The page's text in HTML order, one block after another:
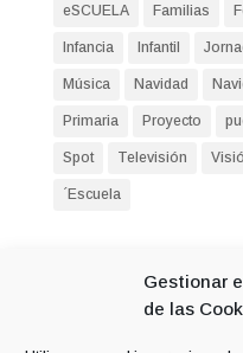
Gestionar
de las
eSCUELA Familias
Infancia Infantil
Música Navidad
Primaria Proyecto
Spot Televisión
´Escuela